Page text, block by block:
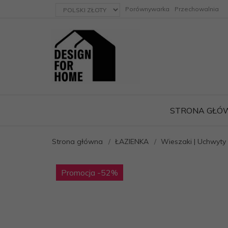
currency_h Porównywarka Przechowalnia
STRONA
Strona główna ŁAZIENKA Wieszaki | Uchwyty
Promocja -52%